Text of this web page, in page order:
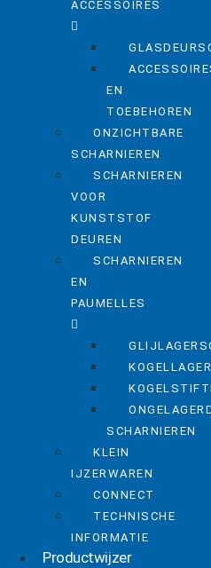
ACCESSOIRES
EN
TOEBEHOREN
ONZICHTBARE
SCHARNIEREN
SCHARNIEREN
VOOR
KUNSTSTOF
DEUREN
SCHARNIEREN
EN
PAUMELLES
SCHARNIEREN
KLEIN
IJZERWAREN
CONNECT
TECHNISCHE
INFORMATIE
Productwijzer